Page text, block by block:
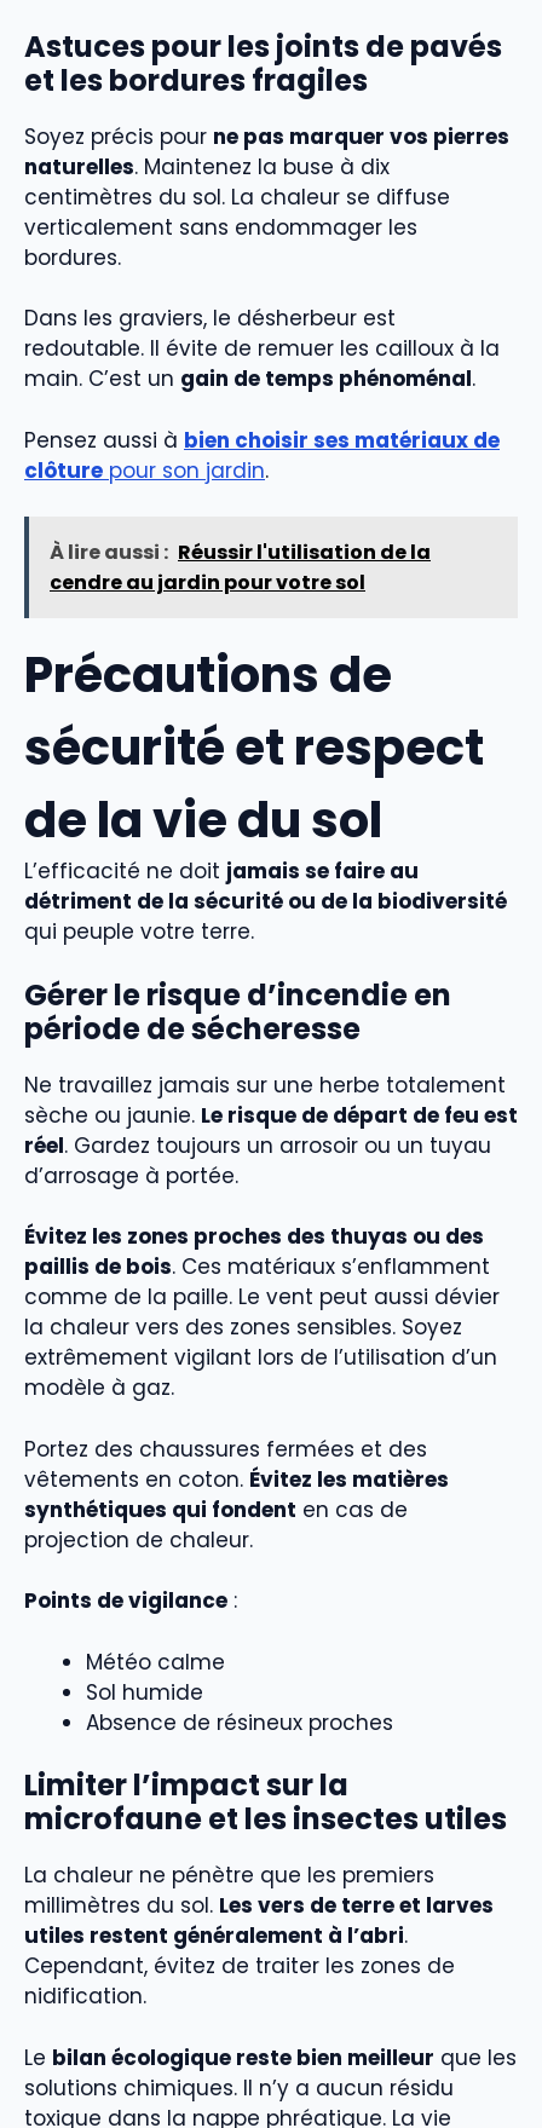
Astuces pour les joints de pavés
et les bordures fragiles
Soyez précis pour ne pas marquer vos pierres
naturelles. Maintenez la buse à dix
centimètres du sol. La chaleur se diffuse
verticalement sans endommager les
bordures.
Dans les graviers, le désherbeur est
redoutable. Il évite de remuer les cailloux à la
main. C’est un gain de temps phénoménal.
Pensez aussi à bien choisir ses matériaux de
clôture pour son jardin.
À lire aussi : Réussir l'utilisation de la
cendre au jardin pour votre sol
Précautions de
sécurité et respect
de la vie du sol
L’efficacité ne doit jamais se faire au
détriment de la sécurité ou de la biodiversité
qui peuple votre terre.
Gérer le risque d’incendie en
période de sécheresse
Ne travaillez jamais sur une herbe totalement
sèche ou jaunie. Le risque de départ de feu est
réel. Gardez toujours un arrosoir ou un tuyau
d’arrosage à portée.
Évitez les zones proches des thuyas ou des
paillis de bois. Ces matériaux s’enflamment
comme de la paille. Le vent peut aussi dévier
la chaleur vers des zones sensibles. Soyez
extrêmement vigilant lors de l’utilisation d’un
modèle à gaz.
Portez des chaussures fermées et des
vêtements en coton. Évitez les matières
synthétiques qui fondent en cas de
projection de chaleur.
Points de vigilance :
Météo calme
Sol humide
Absence de résineux proches
Limiter l’impact sur la
microfaune et les insectes utiles
La chaleur ne pénètre que les premiers
millimètres du sol. Les vers de terre et larves
utiles restent généralement à l’abri.
Cependant, évitez de traiter les zones de
nidification.
Le bilan écologique reste bien meilleur que les
solutions chimiques. Il n’y a aucun résidu
toxique dans la nappe phréatique. La vie